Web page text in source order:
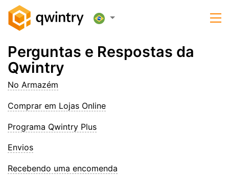
Perguntas e Respostas da
Qwintry
No Armazém
Comprar em Lojas Online
Programa Qwintry Plus
Envios
Recebendo uma encomenda